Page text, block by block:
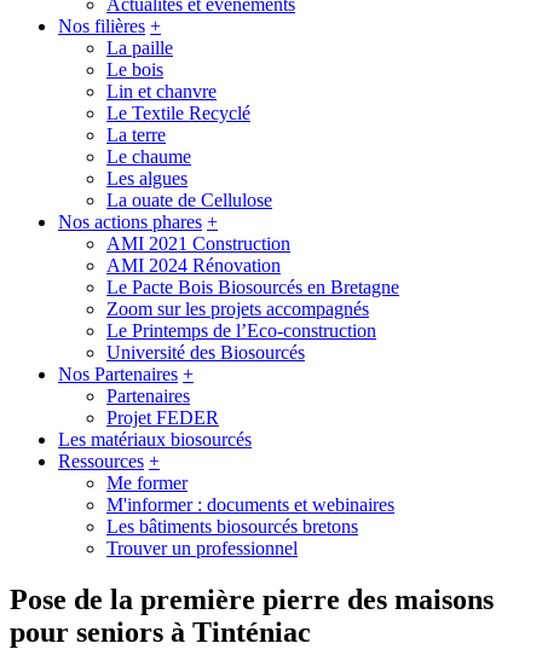
Actualités et événements
Nos filières +
La paille
Le bois
Lin et chanvre
Le Textile Recyclé
La terre
Le chaume
Les algues
La ouate de Cellulose
Nos actions phares +
AMI 2021 Construction
AMI 2024 Rénovation
Le Pacte Bois Biosourcés en Bretagne
Zoom sur les projets accompagnés
Le Printemps de l’Eco-construction
Université des Biosourcés
Nos Partenaires +
Partenaires
Projet FEDER
Les matériaux biosourcés
Ressources +
Me former
M'informer : documents et webinaires
Les bâtiments biosourcés bretons
Trouver un professionnel
Pose de la première pierre des maisons
pour seniors à Tinténiac